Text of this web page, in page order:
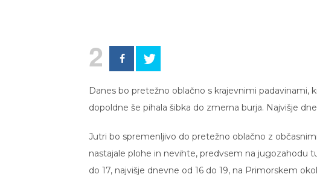
2
Danes bo pretežno oblačno s krajevnimi
dopoldne še pihala šibka do zmerna burja. Najvišje
Jutri bo spremenljivo do pretežno oblačno z
nastajale plohe in nevihte, predvsem na jugozahodu
do 17, najvišje dnevne od 16 do 19, na Primorskem